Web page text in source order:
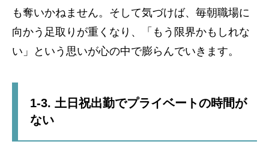
も奪いかねません。そして気づけば、毎朝職場に
向かう足取りが重くなり、「もう限界かもしれな
い」という思いが心の中で膨らんでいきます。
1-3. 土日祝出勤でプライベートの時間が
ない